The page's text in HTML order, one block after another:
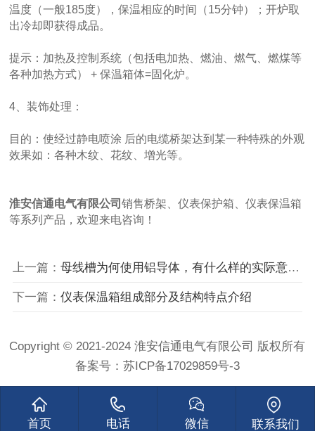
温度（一般185度），保温相应的时间（15分钟）；开炉取
出冷却即获得成品。
提示：加热及控制系统（包括电加热、燃油、燃气、燃煤等
各种加热方式） + 保温箱体=固化炉。
4、装饰处理：
目的：使经过静电喷涂 后的电缆桥架达到某一种特殊的外观
效果如：各种木纹、花纹、增光等。
淮安信通电气有限公司销售桥架 、仪表保护箱 、仪表保温箱
等系列产品，欢迎来电咨询！
上一篇： 母线槽为何使用铝导体，有什么样的实际意义？
下一篇： 仪表保温箱组成部分及结构特点介绍
Copyright © 2021-2024 淮安信通电气有限公司 版权所有
备案号： 苏ICP备17029859号-3
首页 电话 微信 联系我们